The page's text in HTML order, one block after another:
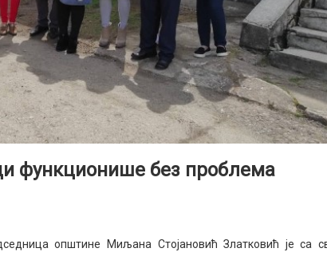
функционише без проблема
општине Миљана Стојановић Златковић је са